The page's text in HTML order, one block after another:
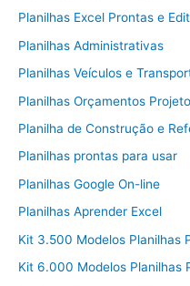
Planilhas Excel Prontas e
Planilhas Administrativas
Planilhas Veículos e
Planilhas Orçamentos
Planilha de Construção e
Planilhas prontas para usar
Planilhas Google On-line
Planilhas Aprender Excel
Kit 3.500 Modelos Planilhas
Kit 6.000 Modelos Planilhas